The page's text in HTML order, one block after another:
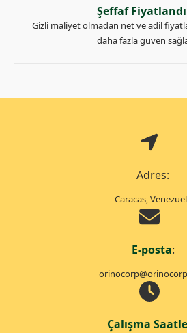
Şeffaf
Gizli maliyet olmadan net ve adil
daha fazla güven
Adres:
Caracas,
E-posta:
Çalışma